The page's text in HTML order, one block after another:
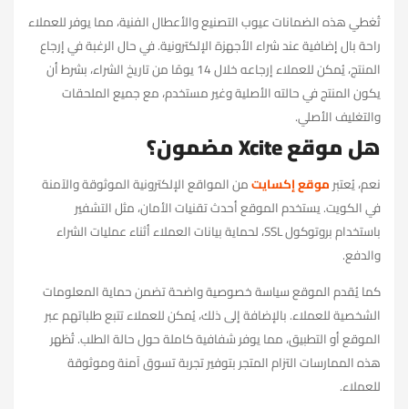
تُغطي هذه الضمانات عيوب التصنيع والأعطال الفنية، مما يوفر للعملاء
راحة بال إضافية عند شراء الأجهزة الإلكترونية. في حال الرغبة في إرجاع
المنتج، يُمكن للعملاء إرجاعه خلال 14 يومًا من تاريخ الشراء، بشرط أن
يكون المنتج في حالته الأصلية وغير مستخدم، مع جميع الملحقات
والتغليف الأصلي.
هل موقع Xcite مضمون؟
نعم، يُعتبرموقع إكسايتمن المواقع الإلكترونية الموثوقة والآمنة
في الكويت. يستخدم الموقع أحدث تقنيات الأمان، مثل التشفير
باستخدام بروتوكول SSL، لحماية بيانات العملاء أثناء عمليات الشراء
والدفع.
كما يُقدم الموقع سياسة خصوصية واضحة تضمن حماية المعلومات
الشخصية للعملاء. بالإضافة إلى ذلك، يُمكن للعملاء تتبع طلباتهم عبر
الموقع أو التطبيق، مما يوفر شفافية كاملة حول حالة الطلب. تُظهر
هذه الممارسات التزام المتجر بتوفير تجربة تسوق آمنة وموثوقة
للعملاء.